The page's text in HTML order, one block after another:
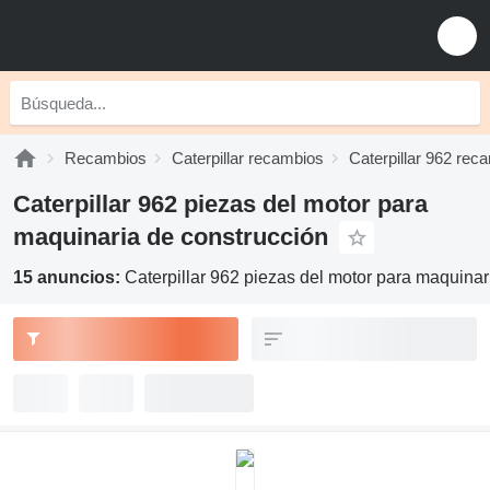
Recambios Caterpillar recambios Caterpillar 962
Caterpillar 962 piezas del motor para
maquinaria de construcción
15 anuncios: Caterpillar 962 piezas del motor para